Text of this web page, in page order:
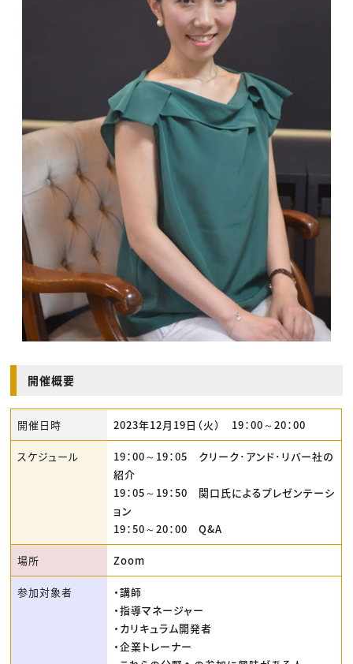
開催概要
開催日時 2023年12月19日（火） 19：00～20：00
スケジュール
19：00～19：05 クリーク･アンド･リバー社の
紹介
19：05～19：50 関口氏によるプレゼンテーシ
ョン
19：50～20：00 Q&A
場所 Zoom
参加対象者
・講師
・指導マネージャー
・カリキュラム開発者
・企業トレーナー